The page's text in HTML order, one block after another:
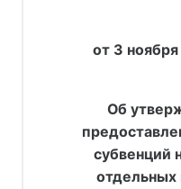
от 3
Об
субвенций
отдельных